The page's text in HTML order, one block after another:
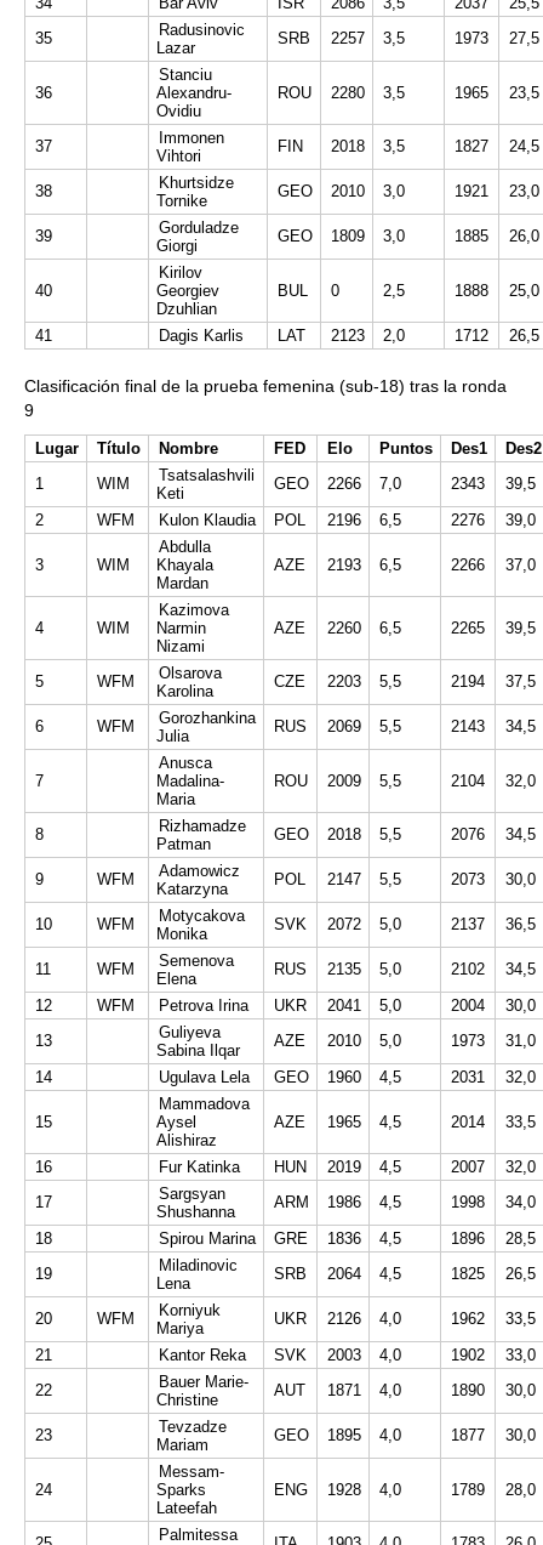
35
Radusinovic
Lazar
SRB 2257 3,5 1973 27,5
36
Stanciu
Alexandru-
Ovidiu
ROU 2280 3,5 1965 23,5
37
Immonen
Vihtori
FIN 2018 3,5 1827 24,5
38
Khurtsidze
Tornike
GEO 2010 3,0 1921 23,0
39
Gorduladze
Giorgi
GEO 1809 3,0 1885 26,0
40
Kirilov
Georgiev
Dzuhlian
BUL 0 2,5 1888 25,0
41 Dagis Karlis LAT 2123 2,0 1712 26,5
Clasificación final de la prueba femenina (sub-18) tras la ronda
9
Lugar Título Nombre FED Elo Puntos Des1
Des2
1
WIM
Tsatsalashvili
Keti
GEO 2266 7,0 2343
39,5
2
WFM Kulon Klaudia POL 2196 6,5 2276 39,0
3 WIM
Abdulla
Khayala
Mardan
AZE 2193 6,5 2266 37,0
4 WIM
Kazimova
Narmin
Nizami
AZE 2260 6,5 2265 39,5
5 WFM
Olsarova
Karolina
CZE 2203 5,5 2194 37,5
6 WFM
Gorozhankina
Julia
RUS 2069 5,5 2143 34,5
7
Anusca
Madalina-
Maria
ROU 2009 5,5 2104 32,0
8
Rizhamadze
Patman
GEO 2018 5,5 2076 34,5
9 WFM
Adamowicz
Katarzyna
POL 2147 5,5 2073 30,0
10 WFM
Motycakova
Monika
SVK 2072 5,0 2137 36,5
11 WFM
Semenova
Elena
RUS 2135 5,0 2102
34,5
12
WFM Petrova Irina UKR 2041 5,0 2004
30,0
13
Guliyeva
Sabina Ilqar
AZE 2010 5,0 1973
31,0
14
Ugulava Lela GEO 1960 4,5 2031 32,0
15
Mammadova
Aysel
Alishiraz
AZE 1965 4,5 2014 33,5
16 Fur Katinka HUN 2019 4,5 2007
32,0
17
Sargsyan
Shushanna
ARM 1986 4,5 1998
34,0
18
Spirou Marina GRE 1836 4,5 1896
28,5
19
Miladinovic
Lena
SRB 2064 4,5 1825 26,5
20 WFM
Korniyuk
Mariya
UKR 2126 4,0 1962
33,5
21
Kantor Reka SVK 2003 4,0 1902
33,0
22
Bauer Marie-
Christine
AUT 1871 4,0 1890 30,0
23
Tevzadze
Mariam
GEO 1895 4,0 1877 30,0
24
Messam-
Sparks
Lateefah
ENG 1928 4,0 1789 28,0
Palmitessa